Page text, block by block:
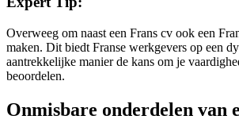
Overweeg om naast een Frans cv ook een
maken. Dit biedt Franse werkgevers op een
aantrekkelijke manier de kans om je
beoordelen.
Onmisbare onderdelen van